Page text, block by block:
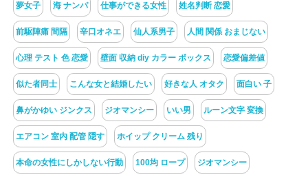
夢女子 海 ナンパ 仕事ができる女性 姓名判断 恋愛
前駆陣痛 間隔 辛口オネエ 仙人系男子 人間 関係 おまじない
心理 テスト 色 恋愛 壁面 収納 diy カラー ボックス 恋愛偏差値
似た者同士 こんな女と結婚したい 好きな人 オタク 面白い 子
鼻がかゆい ジンクス ジオマンシー いい男 ルーン文字 変換
エアコン 室内 配管 隠す ホイップ クリーム 残り
本命の女性にしかしない行動 100均 ロープ ジオマンシー